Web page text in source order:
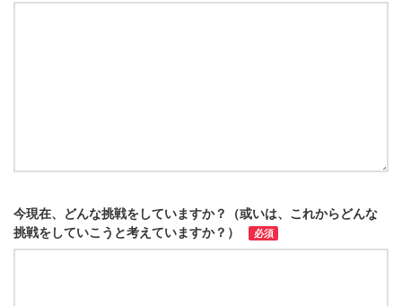
今現在、どんな挑戦をしていますか？（或いは、これからどんな
挑戦をしていこうと考えていますか？）
必須